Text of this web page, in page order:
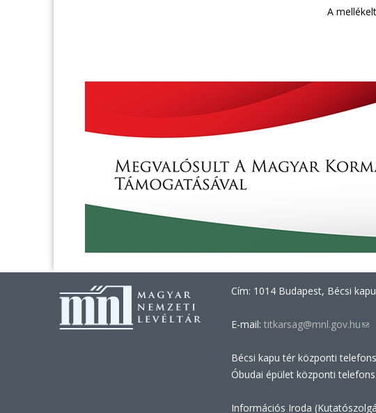
A
Cím: 1014 Budapest, Bécsi
E-mail: titkarsag@mnl.gov.hu(link
e-
Bécsi kapu tér központi
Óbudai épület központi
Információs Iroda